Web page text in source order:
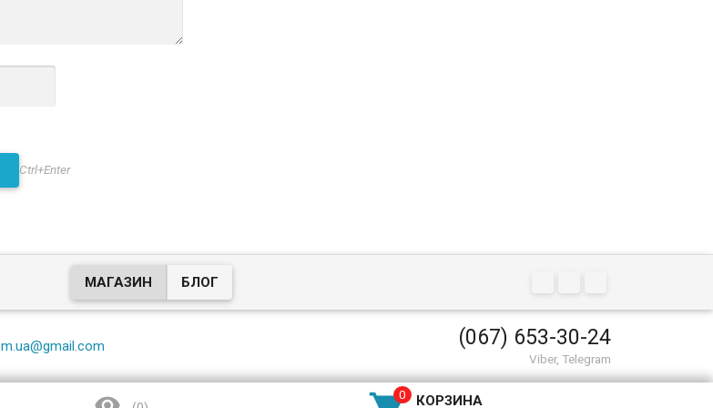
Ctrl+Enter
МАГАЗИН БЛОГ
(067) 653-30-24
Viber, Telegram
КОРЗИНА